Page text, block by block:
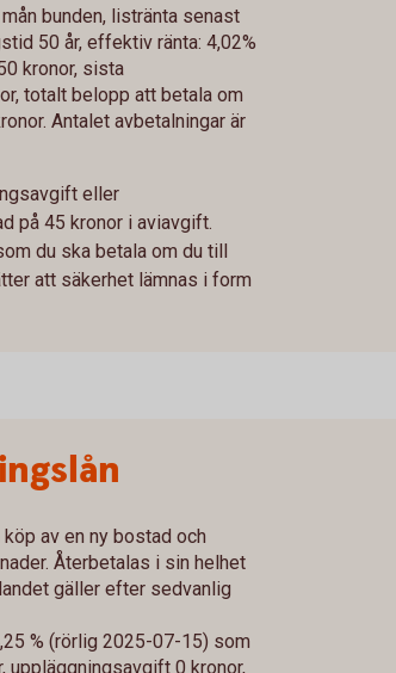
bunden, listränta senast
50 år, effektiv ränta: 4,02%
kronor, sista
totalt belopp att betala om
Antalet avbetalningar är
eller
på 45 kronor i aviavgift.
du ska betala om du till
att säkerhet lämnas i form
av en ny bostad och
Återbetalas i sin helhet
gäller efter sedvanlig
% (rörlig 2025-07-15) som
0 kronor,